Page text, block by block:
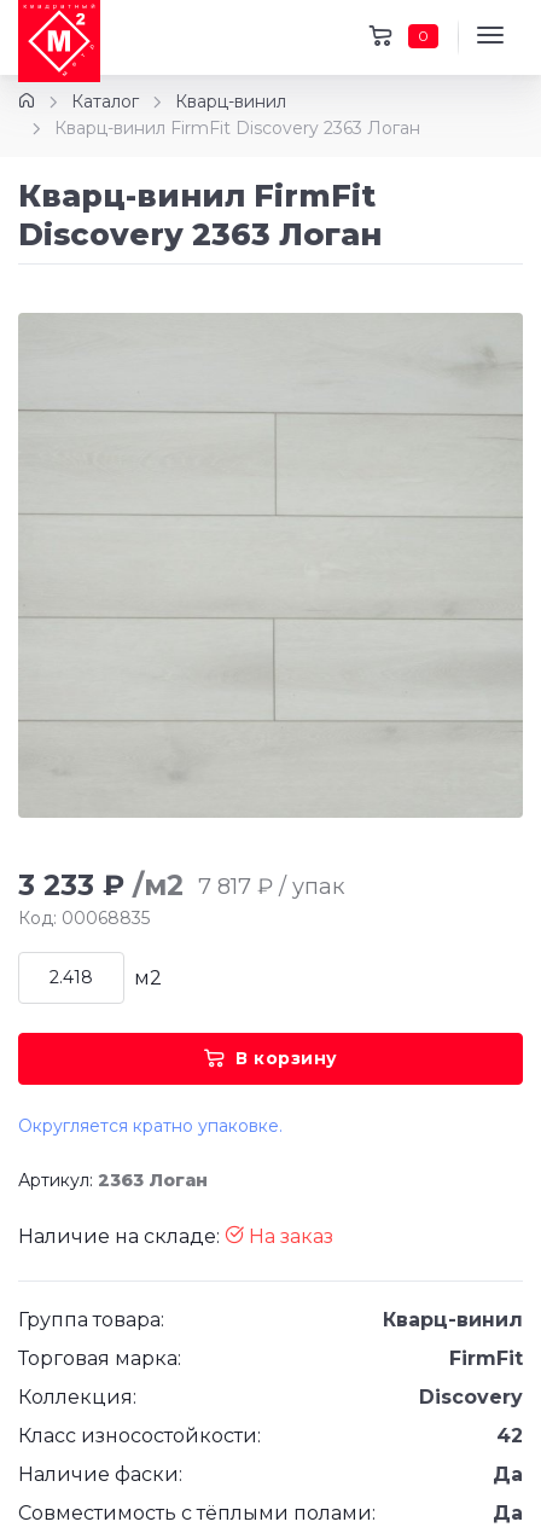
0
Каталог
Кварц-винил
Кварц-винил FirmFit Discovery 2363 Логан
Кварц-винил FirmFit
Discovery 2363 Логан
3 233 ₽ /м2 7 817 ₽ / упак
Код: 00068835
м2
В корзину
Округляется кратно упаковке.
Артикул: 2363 Логан
Наличие на складе: На заказ
Группа товара:
Кварц-винил
Торговая марка:
FirmFit
Коллекция:
Discovery
Класс износостойкости:
42
Наличие фаски:
Да
Совместимость с тёплыми полами:
Да